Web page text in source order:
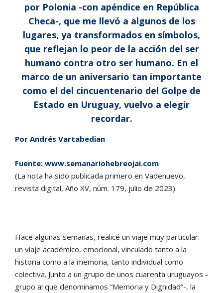
por Polonia -con apéndice en República
Checa-, que me llevó a algunos de los
lugares, ya transformados en símbolos,
que reflejan lo peor de la acción del ser
humano contra otro ser humano. En el
marco de un aniversario tan importante
como el del cincuentenario del Golpe de
Estado en Uruguay, vuelvo a elegir
recordar.
Por Andrés Vartabedian
Fuente: www.semanariohebreojai.com
(La nota ha sido publicada primero en Vadenuevo,
revista digital, Año XV, núm. 179, julio de 2023)
Hace algunas semanas, realicé un viaje muy particular:
un viaje académico, emocional, vinculado tanto a la
historia como a la memoria, tanto individual como
colectiva. Junto a un grupo de unos cuarenta uruguayos -
grupo al que denominamos “Memoria y Dignidad”-, la